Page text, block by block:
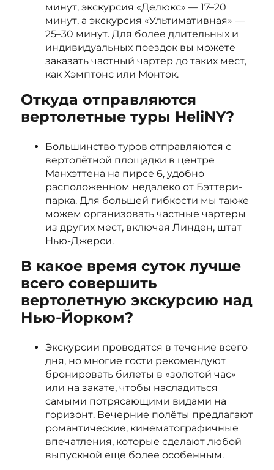
минут, экскурсия «Делюкс» — 17–20
минут, а экскурсия «Ультимативная» —
25–30 минут. Для более длительных и
индивидуальных поездок вы можете
заказать частный чартер до таких мест,
как Хэмптонс или Монток.
Откуда отправляются
вертолетные туры HeliNY?
Большинство туров отправляются с
вертолётной площадки в центре
Манхэттена на пирсе 6, удобно
расположенном недалеко от Бэттери-
парка. Для большей гибкости мы также
можем организовать частные чартеры
из других мест, включая Линден, штат
Нью-Джерси.
В какое время суток лучше
всего совершить
вертолетную экскурсию над
Нью-Йорком?
Экскурсии проводятся в течение всего
дня, но многие гости рекомендуют
бронировать билеты в «золотой час»
или на закате, чтобы насладиться
самыми потрясающими видами на
горизонт. Вечерние полёты предлагают
романтические, кинематографичные
впечатления, которые сделают любой
выпускной ещё более особенным.